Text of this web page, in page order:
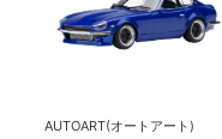
AUTOART(オートアート)